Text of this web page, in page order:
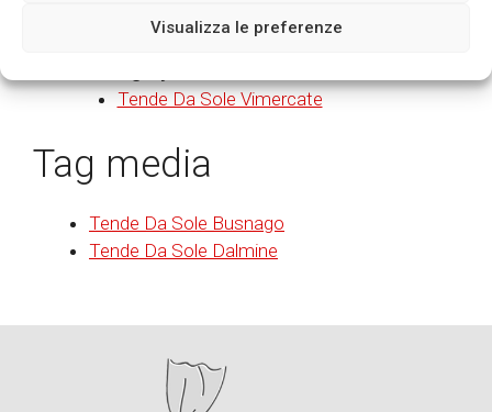
Visualizza le preferenze
Category:
Tende Da Sole Verdellino
Tende Da Sole Vimercate
Tag media
Tende Da Sole Busnago
Tende Da Sole Dalmine